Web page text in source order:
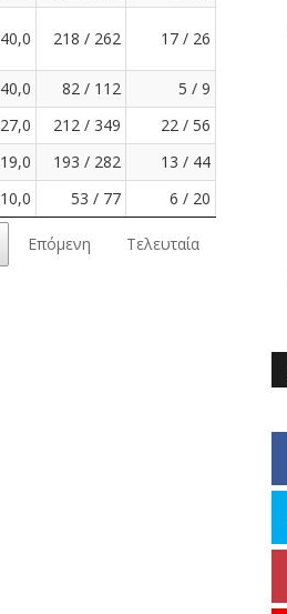
40,0 218 / 262 17 / 26
40,0 82 / 112
5 / 9
27,0 212 / 349
22 / 56
19,0 193 / 282
13 / 44
10,0 53 / 77 6 / 20
Επόμενη Τελευταία